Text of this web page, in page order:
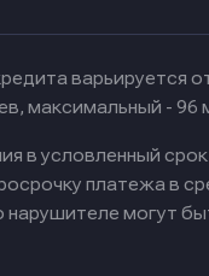
варьируется
максимальный - 96
в условленный
платежа в
могут